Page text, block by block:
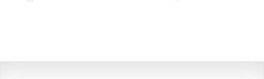
ASH Group with a very significant footprint in the